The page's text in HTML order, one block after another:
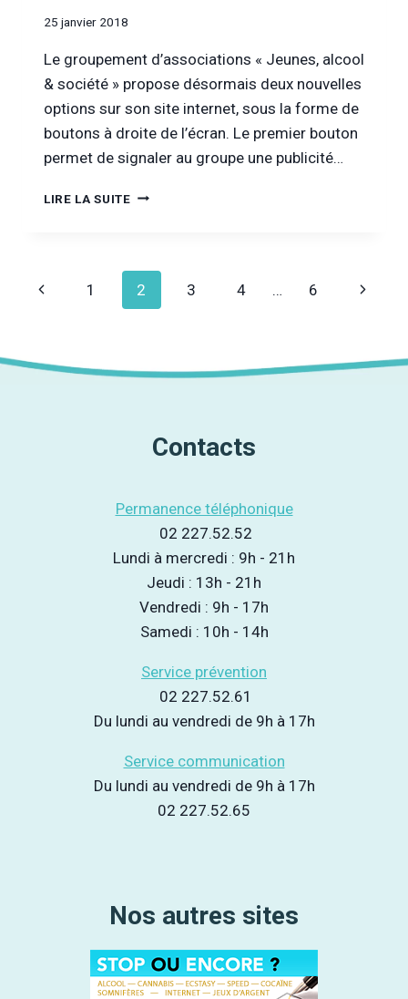
25 janvier 2018
Le groupement d’associations « Jeunes, alcool
& société » propose désormais deux nouvelles
options sur son site internet, sous la forme de
boutons à droite de l’écran. Le premier bouton
permet de signaler au groupe une publicité…
LIRE LA SUITEDU
GROUPE
« JEUNES,
ALCOOL
Navigation
page
Page
1 2 3 4 … 6
Page
Contacts
Permanence téléphonique
02 227.52.52
Lundi à mercredi : 9h - 21h
Jeudi : 13h - 21h
Vendredi : 9h - 17h
Samedi : 10h - 14h
Service prévention
02 227.52.61
Du lundi au vendredi de 9h à 17h
Service communication
Du lundi au vendredi de 9h à 17h
02 227.52.65
Nos autres sites